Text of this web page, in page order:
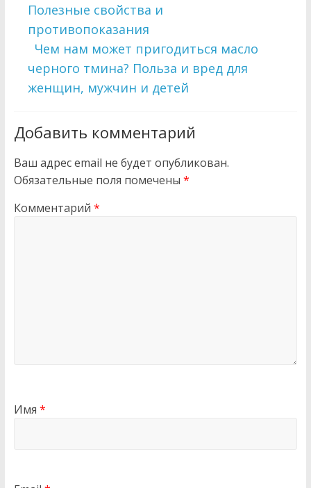
Полезные свойства и
противопоказания
Чем нам может пригодиться масло
черного тмина? Польза и вред для
женщин, мужчин и детей
Добавить комментарий
Ваш адрес email не будет опубликован.
Обязательные поля помечены *
Комментарий *
Имя *